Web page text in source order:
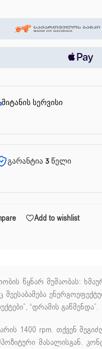
მიტანის სერვისი
გარანტია 3 წელი
Add to wishlist
წყნარ მუშაობას:
“დრამის გაწმენდა”.
1400 rpm. თქვენ
მასალისგან.